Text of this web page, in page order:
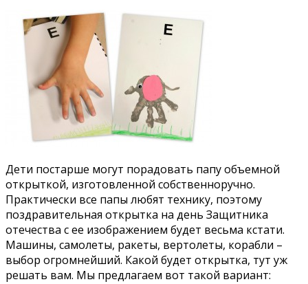
Дети постарше могут порадовать папу объемной
открыткой, изготовленной собственноручно.
Практически все папы любят технику, поэтому
поздравительная открытка на день Защитника
отечества с ее изображением будет весьма кстати.
Машины, самолеты, ракеты, вертолеты, корабли –
выбор огромнейший. Какой будет открытка, тут уж
решать вам. Мы предлагаем вот такой вариант: